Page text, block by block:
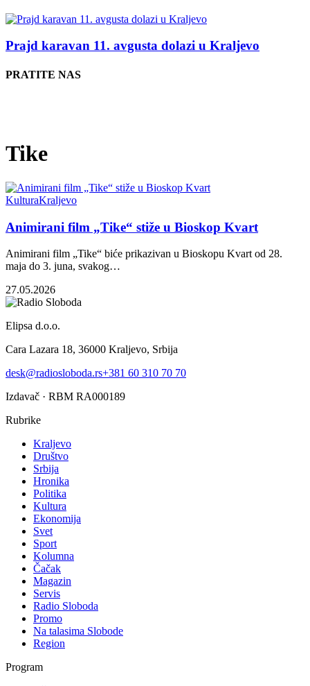
Prajd karavan 11. avgusta dolazi u Kraljevo
PRATITE NAS
Tike
KulturaKraljevo
Animirani film „Tike“ stiže u Bioskop Kvart
Animirani film „Tike“ biće prikazivan u Bioskopu Kvart od 28.
maja do 3. juna, svakog…
27.05.2026
Elipsa d.o.o.
Cara Lazara 18, 36000 Kraljevo, Srbija
desk@radiosloboda.rs+381 60 310 70 70
Izdavač · RBM RA000189
Rubrike
Kraljevo
Društvo
Srbija
Hronika
Politika
Kultura
Ekonomija
Svet
Sport
Kolumna
Čačak
Magazin
Servis
Radio Sloboda
Promo
Na talasima Slobode
Region
Program